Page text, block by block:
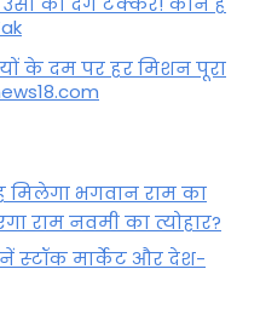
के दम पर हर मिशन पूरा
मिलेगा भगवान राम का
राम नवमी का त्योहार?
स्‍टॉक मार्केट और देश-